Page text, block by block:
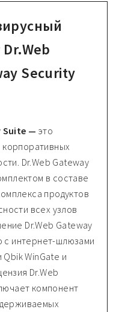
Security
Suite — это
Dr.Web Gateway
в составе
продуктов
всех узлов
Dr.Web Gateway
с интернет-шлюзами
WinGate и
Dr.Web
компонент